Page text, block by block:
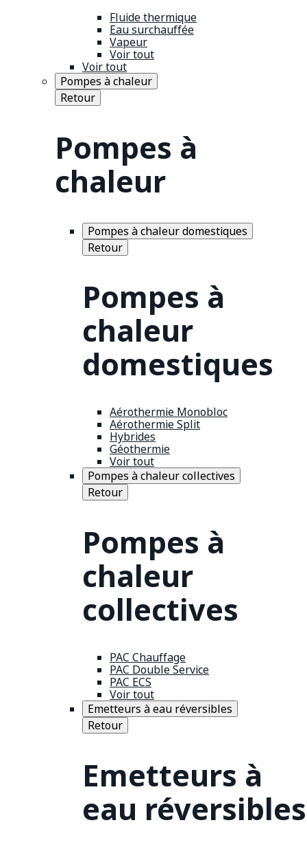
Fluide thermique
Eau surchauffée
Vapeur
Voir tout
Voir tout
Pompes à chaleur
Retour
Pompes à
chaleur
Pompes à chaleur domestiques
Retour
Pompes à
chaleur
domestiques
Aérothermie Monobloc
Aérothermie Split
Hybrides
Géothermie
Voir tout
Pompes à chaleur collectives
Retour
Pompes à
chaleur
collectives
PAC Chauffage
PAC Double Service
PAC ECS
Voir tout
Emetteurs à eau réversibles
Retour
Emetteurs à
eau réversibles